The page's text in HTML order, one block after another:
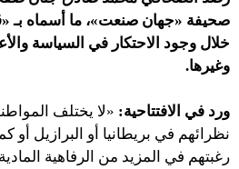
صحيفة «جهان صنعت»، ما أسماه بـ
خلال وجود الاحتكار في السياسة
وغيرها.
ورد في الافتتاحية: «لا يختلف
نظرائهم في بريطانيا أو البرازيل أو
رغبتهم في المزيد من الرفاهية